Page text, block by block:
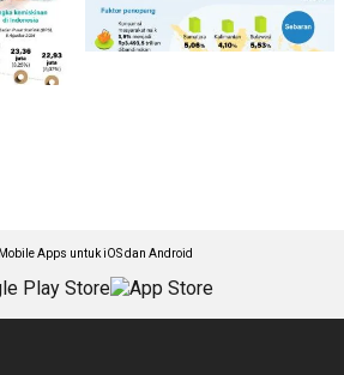
Apps untuk iOS dan Android